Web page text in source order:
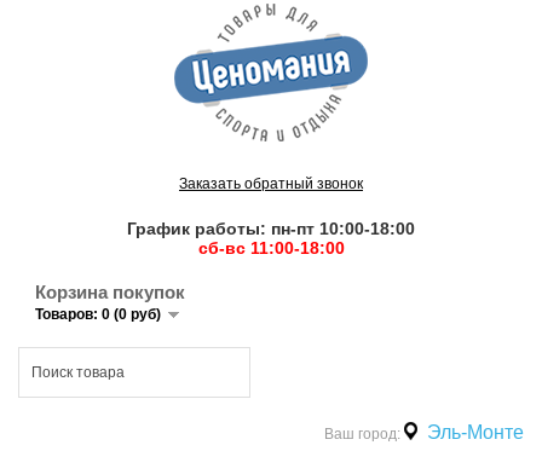
Заказать обратный звонок
График работы: пн-пт 10:00-18:00
сб-вс 11:00-18:00
Корзина покупок
Товаров: 0 (0 руб)
Ваш город: Эль-Монте